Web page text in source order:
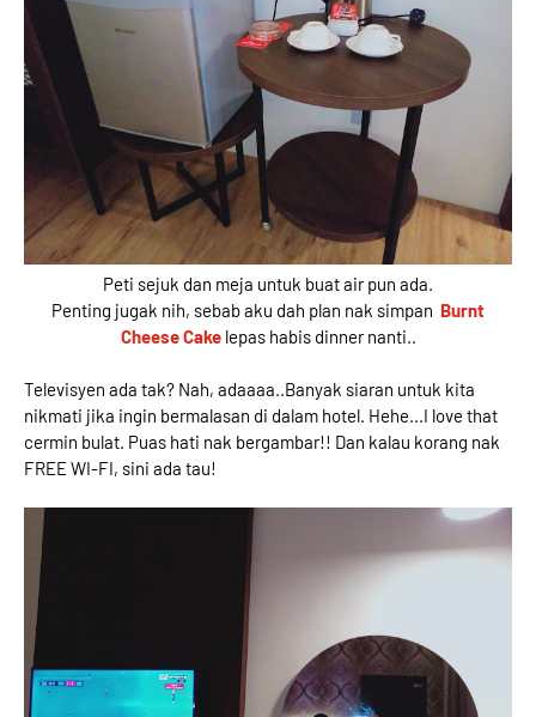
Peti sejuk dan meja untuk buat air pun ada.
Penting jugak nih, sebab aku dah plan nak simpan Burnt
Cheese Cakelepas habis dinner nanti..
Televisyen ada tak? Nah, adaaaa..Banyak siaran untuk kita
nikmati jika ingin bermalasan di dalam hotel. Hehe...I love that
cermin bulat. Puas hati nak bergambar!! Dan kalau korang nak
FREE WI-FI, sini ada tau!